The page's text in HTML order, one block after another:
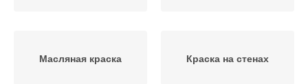
Масляная краска Краска на стенах